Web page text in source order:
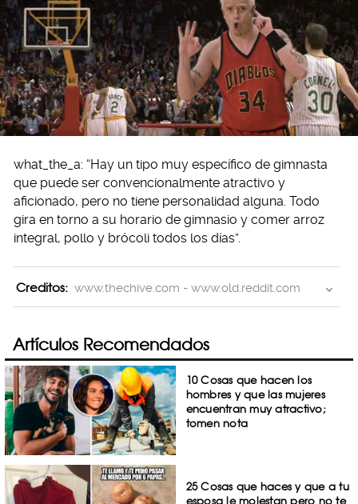
what_the_a: “Hay un tipo muy específico de gimnasta
que puede ser convencionalmente atractivo y
aficionado, pero no tiene personalidad alguna. Todo
gira en torno a su horario de gimnasio y comer arroz
integral, pollo y brócoli todos los días”.
Creditos: www.thechive.com - www.old.reddit.com
Artículos Recomendados
10 Cosas que hacen los
hombres y que las mujeres
encuentran muy atractivo;
tomen nota
25 Cosas que haces y que a tu
esposa le molestan pero no te